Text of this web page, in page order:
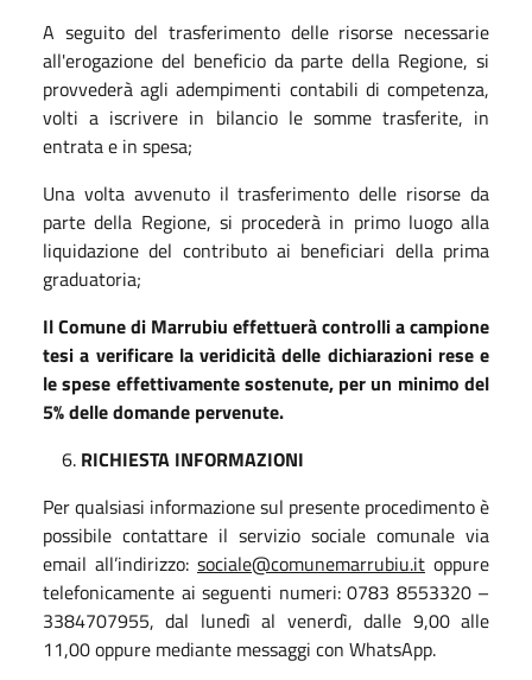
A seguito del trasferimento delle risorse necessarie
all'erogazione del beneficio da parte della Regione, si
provvederà agli adempimenti contabili di competenza,
volti a iscrivere in bilancio le somme trasferite, in
entrata e in spesa;
Una volta avvenuto il trasferimento delle risorse da
parte della Regione, si procederà in primo luogo alla
liquidazione del contributo ai beneficiari della prima
graduatoria;
Il Comune di Marrubiu effettuerà controlli a campione
tesi a verificare la veridicità delle dichiarazioni rese e
le spese effettivamente sostenute, per un minimo del
5% delle domande pervenute.
RICHIESTA INFORMAZIONI
Per qualsiasi informazione sul presente procedimento è
possibile contattare il servizio sociale comunale via
email all’indirizzo: sociale@comunemarrubiu.it oppure
telefonicamente ai seguenti numeri: 0783 8553320 –
3384707955, dal lunedì al venerdì, dalle 9,00 alle
11,00 oppure mediante messaggi con WhatsApp.